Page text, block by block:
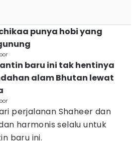
punya hobi yang
baru ini tak hentinya
alam Bhutan lewat
perjalanan Shaheer dan
harmonis selalu untuk
baru ini.